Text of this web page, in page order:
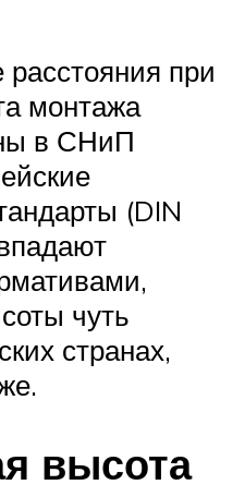
при
монтажа
в СНиП
(DIN
чуть
странах,
высота